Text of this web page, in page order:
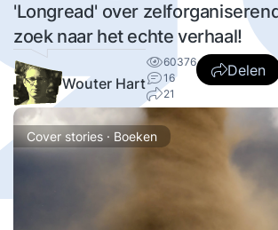
'Longread' over
zoek naar het echte verhaal!
Wouter Hart
60376
16
21
Delen
Cover stories · Boeken